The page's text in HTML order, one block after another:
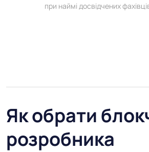
при наймі досвідчених
Як обрати
розробника